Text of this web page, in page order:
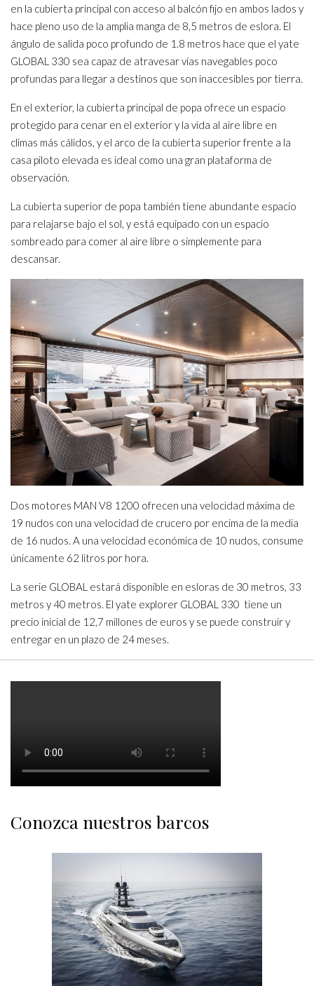
en la cubierta principal con acceso al balcón fijo en ambos lados y
hace pleno uso de la amplia manga de 8,5 metros de eslora. El
ángulo de salida poco profundo de 1.8 metros hace que el yate
GLOBAL 330 sea capaz de atravesar vías navegables poco
profundas para llegar a destinos que son inaccesibles por tierra.
En el exterior, la cubierta principal de popa ofrece un espacio
protegido para cenar en el exterior y la vida al aire libre en
climas más cálidos, y el arco de la cubierta superior frente a la
casa piloto elevada es ideal como una gran plataforma de
observación.
La cubierta superior de popa también tiene abundante espacio
para relajarse bajo el sol, y está equipado con un espacio
sombreado para comer al aire libre o simplemente para
descansar.
Dos motores MAN V8 1200 ofrecen una velocidad máxima de
19 nudos con una velocidad de crucero por encima de la media
de 16 nudos. A una velocidad económica de 10 nudos, consume
únicamente 62 litros por hora.
La serie GLOBAL estará disponible en esloras de 30 metros, 33
metros y 40 metros. El yate explorer GLOBAL 330 tiene un
precio inicial de 12,7 millones de euros y se puede construir y
entregar en un plazo de 24 meses.
Conozca nuestros barcos